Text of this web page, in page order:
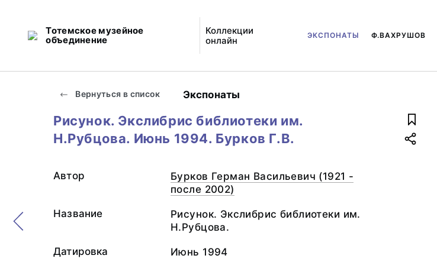
Тотемское музейное
объединение
Коллекции
онлайн
ЭКСПОНАТЫ Ф.ВАХРУШОВ
Вернуться в список Экспонаты
Рисунок. Экслибрис библиотеки им.
Н.Рубцова. Июнь 1994. Бурков Г.В.
Автор
Бурков Герман Васильевич (1921 -
после 2002)
Название
Рисунок. Экслибрис библиотеки им.
Н.Рубцова.
Датировка Июнь 1994